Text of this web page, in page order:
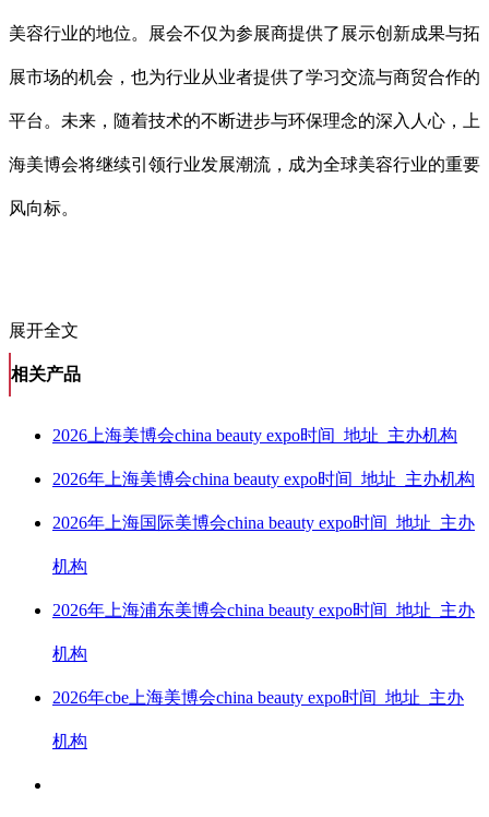
美容行业的地位。展会不仅为参展商提供了展示创新成果与拓
展市场的机会，也为行业从业者提供了学习交流与商贸合作的
平台。未来，随着技术的不断进步与环保理念的深入人心，上
海美博会将继续引领行业发展潮流，成为全球美容行业的重要
风向标。
展开全文
相关产品
2026上海美博会china beauty expo时间_地址_主办机构
2026年上海美博会china beauty expo时间_地址_主办机构
2026年上海国际美博会china beauty expo时间_地址_主办
机构
2026年上海浦东美博会china beauty expo时间_地址_主办
机构
2026年cbe上海美博会china beauty expo时间_地址_主办
机构